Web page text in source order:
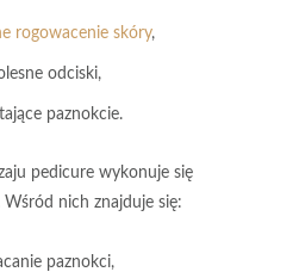
rogowacenie skóry,
odciski,
paznokcie.
pedicure wykonuje się
nich znajduje się:
paznokci,